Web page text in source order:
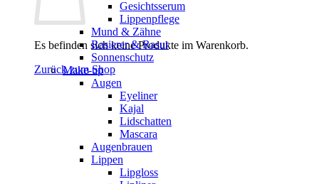
Es befinden sich keine Produkte im Warenkorb.
Zurück zum Shop
Gesichtsserum
Lippenpflege
Mund & Zähne
Rasierer & Rasur
Sonnenschutz
Make-up
Augen
Eyeliner
Kajal
Lidschatten
Mascara
Augenbrauen
Lippen
Lipgloss